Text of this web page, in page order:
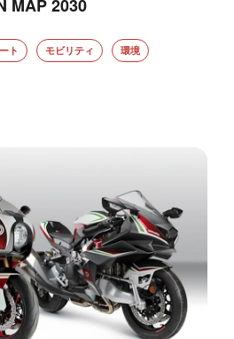
MAP 2030
ト モビリティ 環境